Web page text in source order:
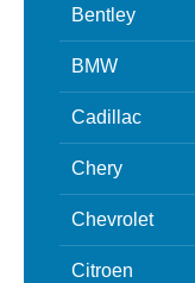
Bentley
BMW
Cadillac
Chery
Chevrolet
Citroen